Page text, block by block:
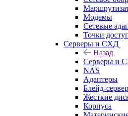
Модемы
Сетевые
Точки
Серверы и СХД
Назад
Серверы и
NAS
Адаптеры
Блейд-
Жесткие
Корпуса